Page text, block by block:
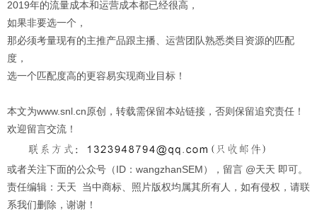
2019年的流量成本和运营成本都已经很高，
如果非要选一个，
那必须考量现有的主推产品跟主播、运营团队熟悉类目资源的匹配
度，
选一个匹配度高的更容易实现商业目标！
本文为www.snl.cn原创，转载需保留本站链接，否则保留追究责任！
欢迎留言交流！
或者关注下面的公众号（ID：wangzhanSEM），留言 @天天 即可。
责任编辑：天天 当中商标、照片版权均属其所有人，如有侵权，请联
系我们删除，谢谢！